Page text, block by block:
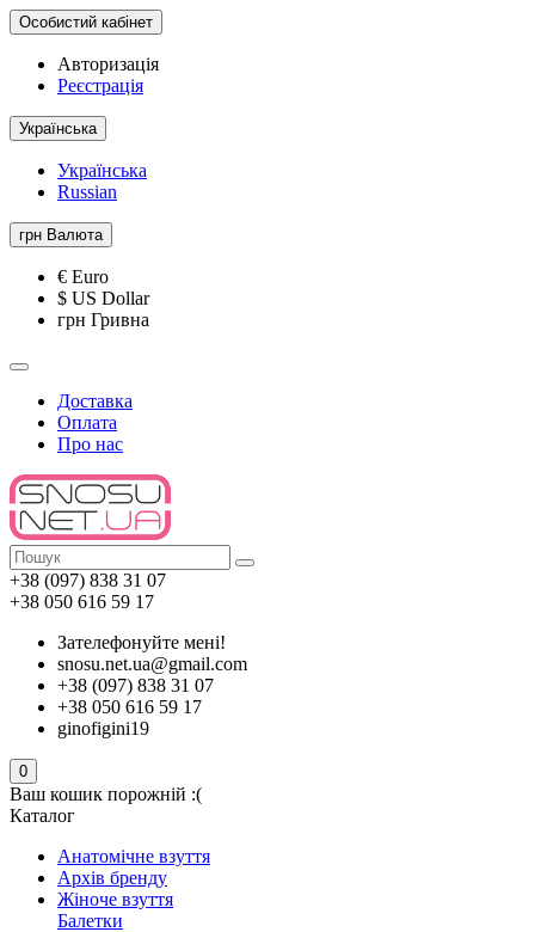
Особистий кабінет
Авторизація
Реєстрація
Українська
Українська
Russian
грн Валюта
€ Euro
$ US Dollar
грн Гривна
Доставка
Оплата
Про нас
+38 (097) 838 31 07
+38 050 616 59 17
Зателефонуйте мені!
snosu.net.ua@gmail.com
+38 (097) 838 31 07
+38 050 616 59 17
ginofigini19
0
Ваш кошик порожній :(
Каталог
Анатомічне взуття
Архів бренду
Жіноче взуття
Балетки